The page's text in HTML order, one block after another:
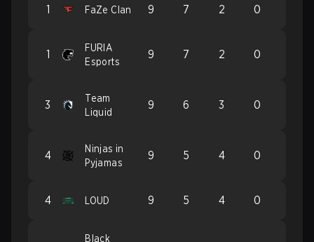
1 FaZe Clan 9 7 2 0
1
FURIA
Esports
9 7 2 0
3
Team
Liquid
9 6 3 0
4
Ninjas in
Pyjamas
9 5 4 0
4 LOUD 9 5 4 0
Black